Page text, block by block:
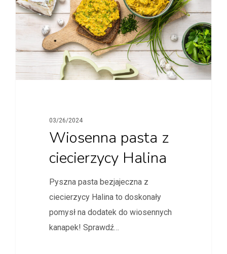
03/26/2024
Wiosenna pasta z
ciecierzycy Halina
Pyszna pasta bezjajeczna z
ciecierzycy Halina to doskonały
pomysł na dodatek do wiosennych
kanapek! Sprawdź…